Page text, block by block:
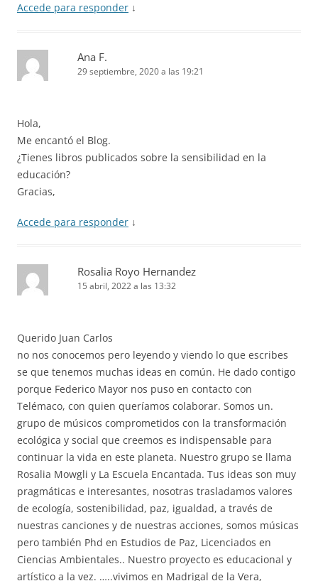
Accede para responder ↓
Ana F.
29 septiembre, 2020 a las 19:21
Hola,
Me encantó el Blog.
¿Tienes libros publicados sobre la sensibilidad en la
educación?
Gracias,
Accede para responder ↓
Rosalia Royo Hernandez
15 abril, 2022 a las 13:32
Querido Juan Carlos
no nos conocemos pero leyendo y viendo lo que escribes
se que tenemos muchas ideas en común. He dado contigo
porque Federico Mayor nos puso en contacto con
Telémaco, con quien queríamos colaborar. Somos un.
grupo de músicos comprometidos con la transformación
ecológica y social que creemos es indispensable para
continuar la vida en este planeta. Nuestro grupo se llama
Rosalia Mowgli y La Escuela Encantada. Tus ideas son muy
pragmáticas e interesantes, nosotras trasladamos valores
de ecología, sostenibilidad, paz, igualdad, a través de
nuestras canciones y de nuestras acciones, somos músicas
pero también Phd en Estudios de Paz, Licenciados en
Ciencias Ambientales.. Nuestro proyecto es educacional y
artístico a la vez. …..vivimos en Madrigal de la Vera,